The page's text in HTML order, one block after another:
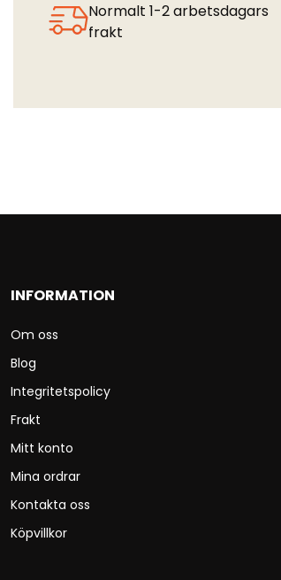
Normalt 1-2 arbetsdagars
frakt
INFORMATION
Om oss
Blog
Integritetspolicy
Frakt
Mitt konto
Mina ordrar
Kontakta oss
Köpvillkor